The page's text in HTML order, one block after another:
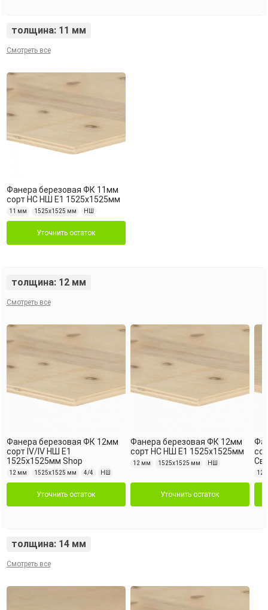
толщина: 11 мм
Смотреть все
Фанера березовая ФК 11мм
сорт НС НШ Е1 1525х1525мм
11 мм 1525х1525 мм НШ
Уточнить остаток
толщина: 12 мм
Смотреть все
Фанера березовая ФК 12мм
сорт IV/IV НШ Е1
1525х1525мм Shop
12 мм 1525х1525 мм 4/4 НШ
Уточнить остаток
Фанера березовая ФК 12мм
сорт НС НШ Е1 1525х1525мм
12 мм 1525х1525 мм НШ
Уточнить остаток
12
толщина: 14 мм
Смотреть все